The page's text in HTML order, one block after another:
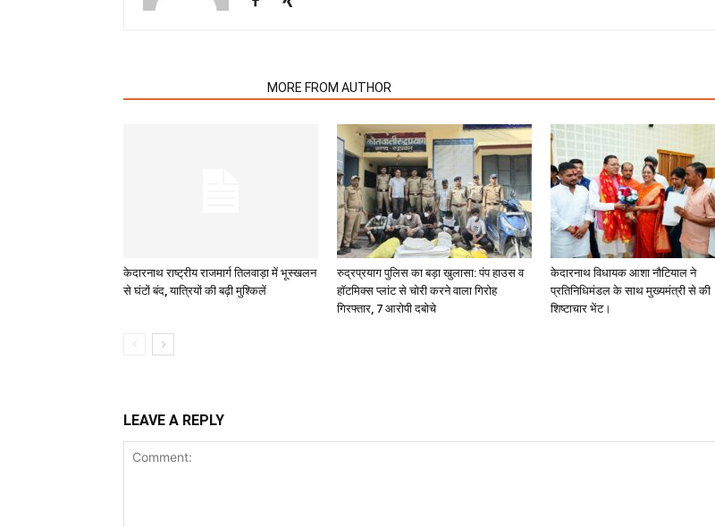
MORE FROM AUTHOR
केदारनाथ राष्ट्रीय राजमार्ग तिलवाड़ा में भूस्खलन
से घंटों बंद, यात्रियों की बढ़ी मुश्किलें
रुद्रप्रयाग पुलिस का बड़ा खुलासा: पंप हाउस व
हॉटमिक्स प्लांट से चोरी करने वाला गिरोह
गिरफ्तार, 7 आरोपी दबोचे
केदारनाथ विधायक आशा नौटियाल ने
प्रतिनिधिमंडल के साथ मुख्यमंत्री से की
शिष्टाचार भेंट।
LEAVE A REPLY